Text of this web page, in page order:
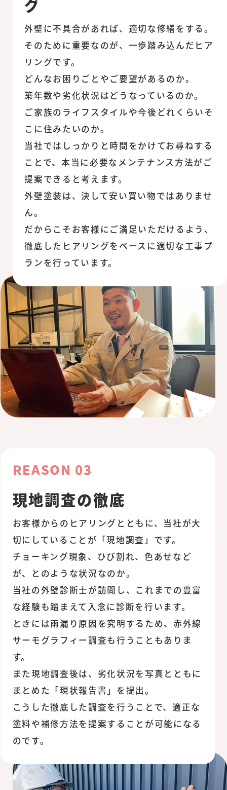
グ
外壁に不具合があれば、適切な修繕をする。
そのために重要なのが、一歩踏み込んだヒア
リングです。
どんなお困りごとやご要望があるのか。
築年数や劣化状況はどうなっているのか。
ご家族のライフスタイルや今後どれくらいそ
こに住みたいのか。
当社ではしっかりと時間をかけてお尋ねする
ことで、本当に必要なメンテナンス方法がご
提案できると考えます。
外壁塗装は、決して安い買い物ではありませ
ん。
だからこそお客様にご満足いただけるよう、
徹底したヒアリングをベースに適切な工事プ
ランを行っています。
REASON 03
現地調査の徹底
お客様からのヒアリングとともに、当社が大
切にしていることが「現地調査」です。
チョーキング現象、ひび割れ、色あせなど
が、とのような状況なのか。
当社の外壁診断士が訪問し、これまでの豊富
な経験も踏まえて入念に診断を行います。
ときには雨漏り原因を究明するため、赤外線
サーモグラフィー調査も行うこともありま
す。
また現地調査後は、劣化状況を写真とともに
まとめた「現状報告書」を提出。
こうした徹底した調査を行うことで、適正な
塗料や補修方法を提案することが可能になる
のです。